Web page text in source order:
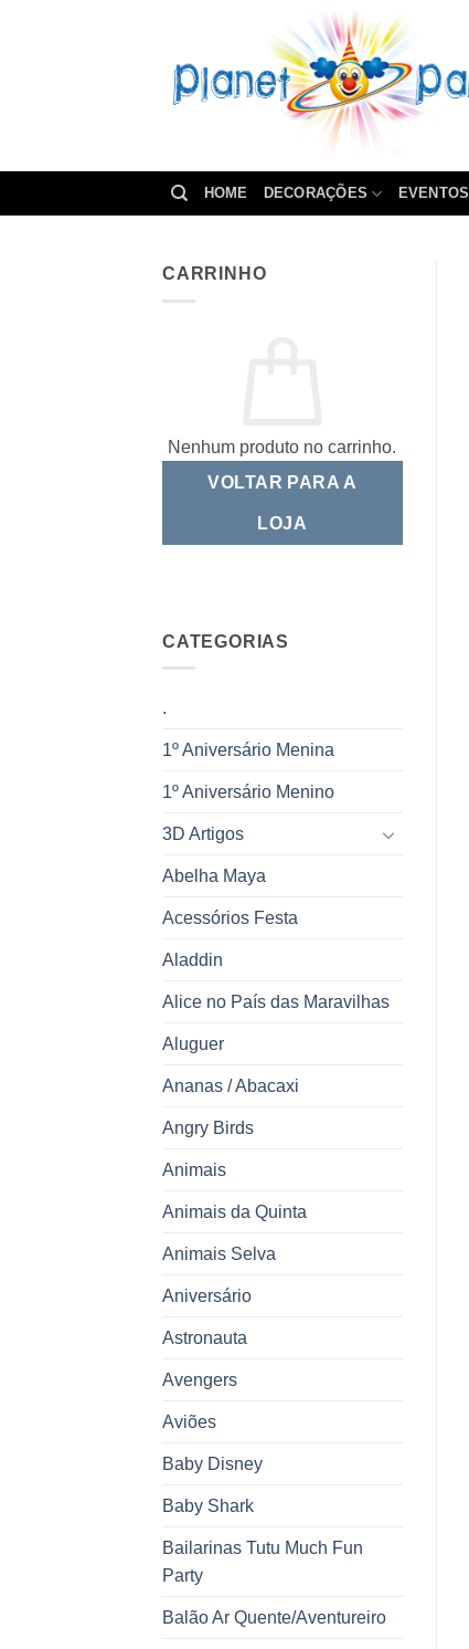
HOME DECORAÇÕES EVENTOS
CARRINHO
Nenhum produto no carrinho.
VOLTAR PARA A
LOJA
CATEGORIAS
.
1º Aniversário Menina
1º Aniversário Menino
3D Artigos
Abelha Maya
Acessórios Festa
Aladdin
Alice no País das Maravilhas
Aluguer
Ananas / Abacaxi
Angry Birds
Animais
Animais da Quinta
Animais Selva
Aniversário
Astronauta
Avengers
Aviões
Baby Disney
Baby Shark
Bailarinas Tutu Much Fun
Party
Balão Ar Quente/Aventureiro